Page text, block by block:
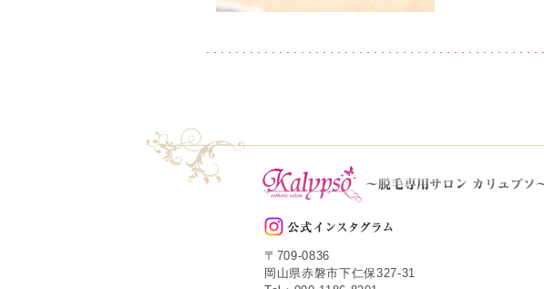
〒709-0836
岡山県赤磐市下仁保327-31